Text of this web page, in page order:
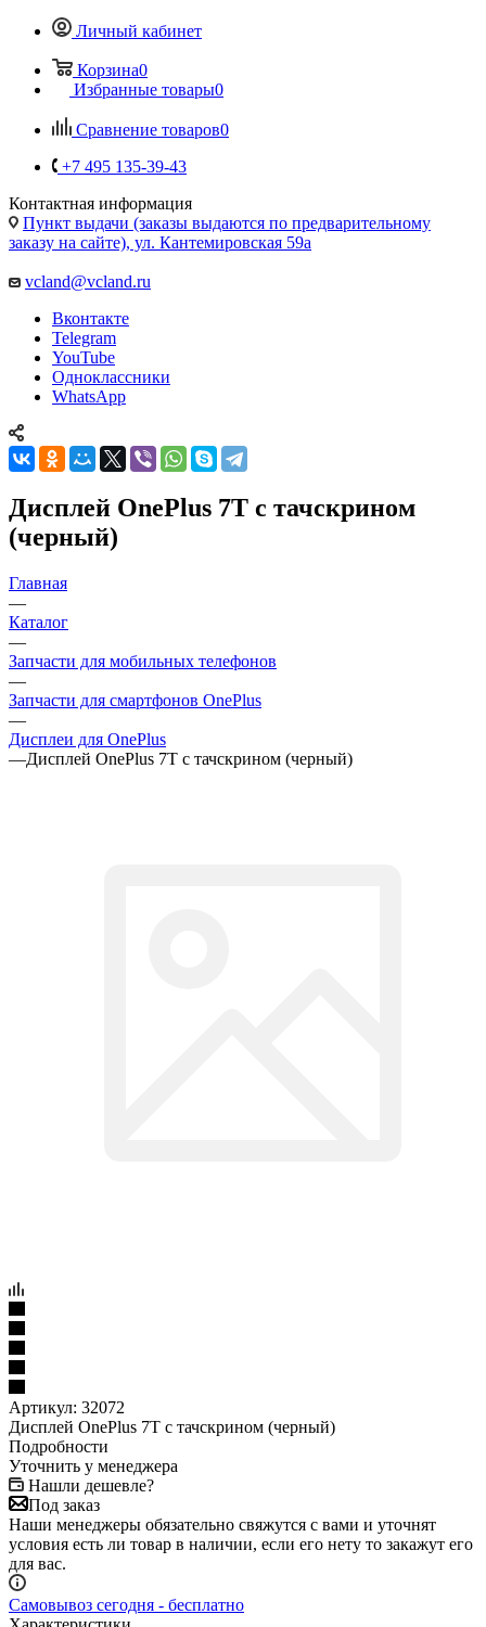
Личный кабинет
Корзина0
Избранные товары0
Сравнение товаров0
+7 495 135-39-43
Контактная информация
Пункт выдачи (заказы выдаются по предварительному
заказу на сайте), ул. Кантемировская 59а
vcland@vcland.ru
Вконтакте
Telegram
YouTube
Одноклассники
WhatsApp
Дисплей OnePlus 7T с тачскрином
(черный)
Главная
—
Каталог
—
Запчасти для мобильных телефонов
—
Запчасти для смартфонов OnePlus
—
Дисплеи для OnePlus
—Дисплей OnePlus 7T с тачскрином (черный)
Артикул: 32072
Дисплей OnePlus 7T с тачскрином (черный)
Подробности
Уточнить у менеджера
Нашли дешевле?
Под заказ
Наши менеджеры обязательно свяжутся с вами и уточнят
условия есть ли товар в наличии, если его нету то закажут его
для вас.
Самовывоз сегодня - бесплатно